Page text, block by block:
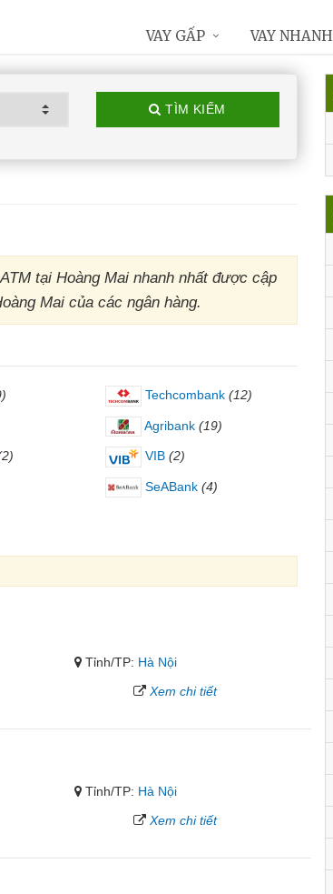
TÌM KIẾM
tại Hoàng Mai nhanh nhất được cập
Mai của các ngân hàng.
Techcombank (12)
Agribank (19)
VIB (2)
SeABank (4)
Tỉnh/TP: Hà Nội
Xem chi tiết
Tỉnh/TP: Hà Nội
Xem chi tiết
VAY GẤP VAY NHANH